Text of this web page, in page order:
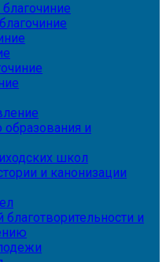
образования и
школ
и канонизации
и